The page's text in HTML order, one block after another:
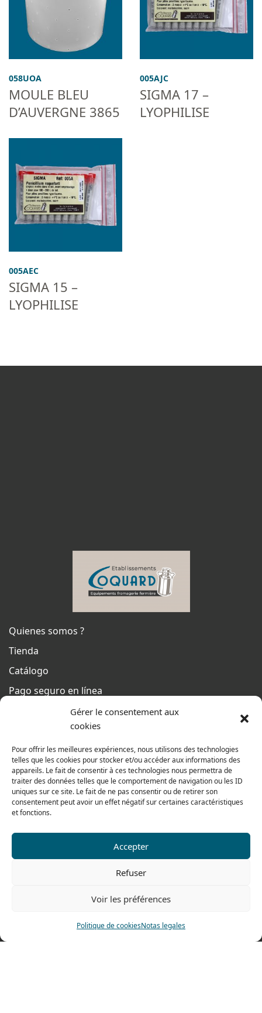
Gérer le consentement aux
cookies
Pour offrir les meilleures expériences, nous utilisons des technologies
telles que les cookies pour stocker et/ou accéder aux informations des
appareils. Le fait de consentir à ces technologies nous permettra de
traiter des données telles que le comportement de navigation ou les ID
uniques sur ce site. Le fait de ne pas consentir ou de retirer son
consentement peut avoir un effet négatif sur certaines caractéristiques
et fonctions.
Accepter
Refuser
Voir les préférences
Politique de cookiesNotas legales
058UOA
MOULE BLEU
D’AUVERGNE 3865
005AJC
SIGMA 17 –
LYOPHILISE
005AEC
SIGMA 15 –
LYOPHILISE
Quienes somos ?
Tienda
Catálogo
Pago seguro en línea
Condiciones generales de venta
Del lunes al jueves
De 8h a 12h30 y de 13h30 a 17h20
El viernes
De 8h a 12h30 y de 13h30 a 16h
Fax: 0033 474 62 81 69
478 rue Alexandre Richetta